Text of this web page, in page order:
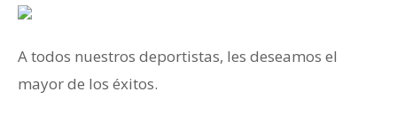
A todos nuestros deportistas, les deseamos el
mayor de los éxitos.